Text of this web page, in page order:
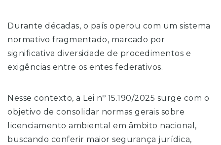
Durante décadas, o país operou com um sistema
normativo fragmentado, marcado por
significativa diversidade de procedimentos e
exigências entre os entes federativos.
Nesse contexto, a Lei nº 15.190/2025 surge com o
objetivo de consolidar normas gerais sobre
licenciamento ambiental em âmbito nacional,
buscando conferir maior segurança jurídica,